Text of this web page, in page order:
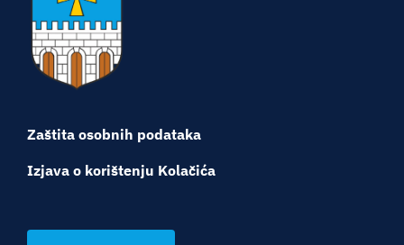
Događaji
Zaštita osobnih podataka
Izjava o korištenju Kolačića